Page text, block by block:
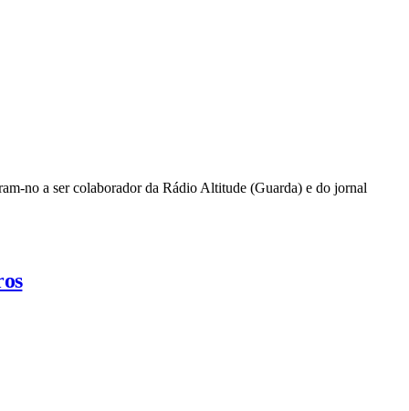
no a ser colaborador da Rádio Altitude (Guarda) e do jornal